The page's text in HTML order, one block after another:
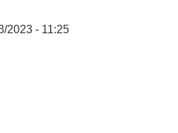
2023 - 11:25